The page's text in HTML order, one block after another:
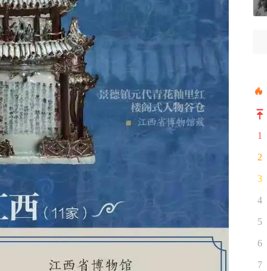
1
2
3
4
5
6
7